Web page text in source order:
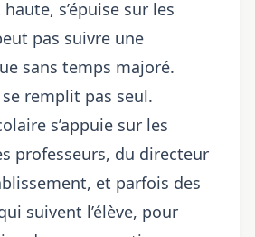
s’épuise sur les
pas suivre une
sans temps majoré.
se remplit pas seul.
s’appuie sur les
professeurs, du directeur
et parfois des
suivent l’élève, pour